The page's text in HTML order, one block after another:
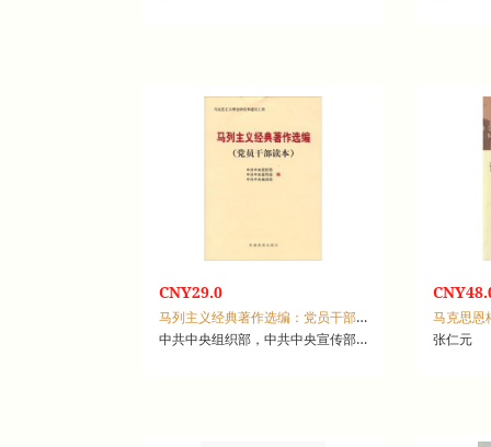
CNY29.0
马列主义经典著作选编：党员干部读本
中共中央组织部，中共中央宣传部，中共中央编译局
张仁元